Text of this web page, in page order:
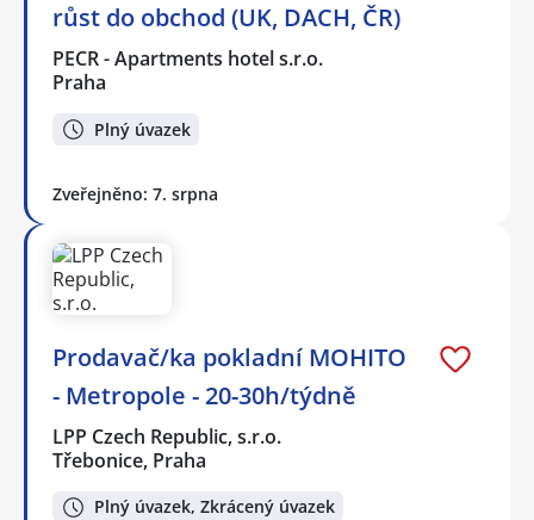
růst do obchod (UK, DACH, ČR)
PECR - Apartments hotel s.r.o.
Praha
Plný úvazek
Zveřejněno: 7. srpna
Prodavač/ka pokladní MOHITO
- Metropole - 20-30h/týdně
LPP Czech Republic, s.r.o.
Třebonice, Praha
Plný úvazek, Zkrácený úvazek